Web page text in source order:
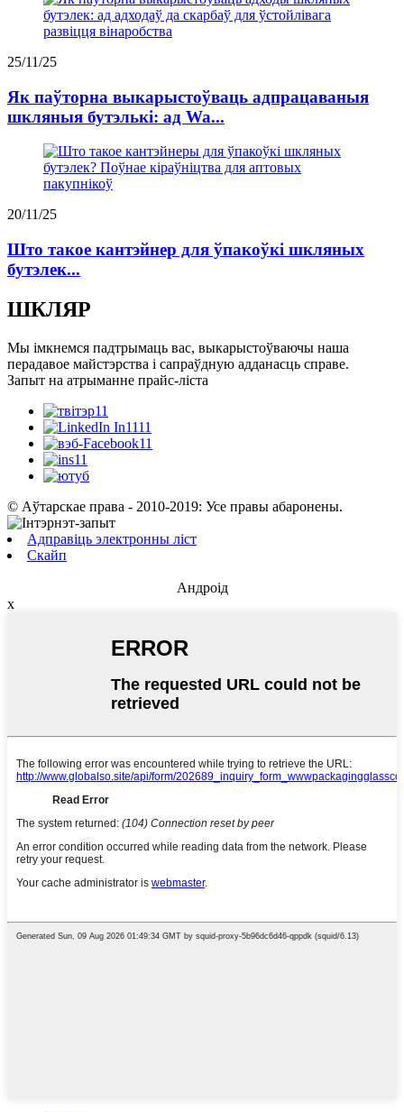
25/11/25
Як паўторна выкарыстоўваць адпрацаваныя
шкляныя бутэлькі: ад Wa...
20/11/25
Што такое кантэйнер для ўпакоўкі шкляных
бутэлек...
ШКЛЯР
Мы імкнемся падтрымаць вас, выкарыстоўваючы наша
перадавое майстэрства і сапраўдную адданасць справе.
Запыт на атрыманне прайс-ліста
© Аўтарскае права - 2010-2019: Усе правы абаронены.
Адправіць электронны ліст
Скайп
Андроід
x